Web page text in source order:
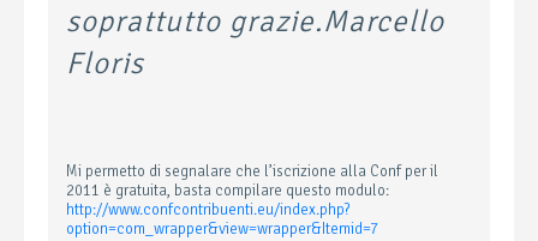
soprattutto grazie.Marcello
Floris
Mi permetto di segnalare che l’iscrizione alla Conf per il
2011 è gratuita, basta compilare questo modulo:
http://www.confcontribuenti.eu/index.php?
option=com_wrapper&view=wrapper&Itemid=7